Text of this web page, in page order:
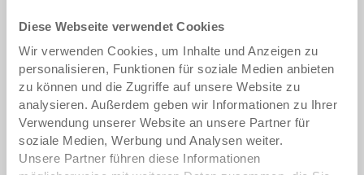
Diese Webseite verwendet Cookies
Wir verwenden Cookies, um Inhalte und Anzeigen zu
personalisieren, Funktionen für soziale Medien anbieten
zu können und die Zugriffe auf unsere Website zu
analysieren. Außerdem geben wir Informationen zu Ihrer
Verwendung unserer Website an unsere Partner für
soziale Medien, Werbung und Analysen weiter.
Unsere Partner führen diese Informationen
ab 100 Stück CHF 14.55
ab 250 Stück CHF 12.60
Mengenstaffeln entsprechen Verpackungseinheiten.
Artikeldaten